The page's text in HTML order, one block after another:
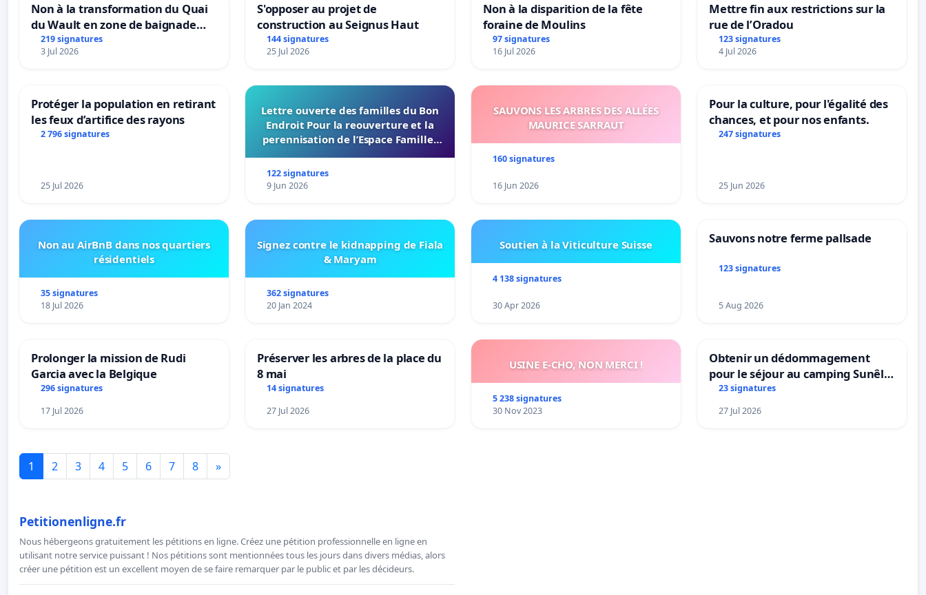
Non à la transformation du Quai
du Wault en zone de baignade
urbaine
219 signatures
3 Jul 2026
S'opposer au projet de
construction au Seignus Haut
144 signatures
25 Jul 2026
Non à la disparition de la fête
foraine de Moulins
97 signatures
16 Jul 2026
Mettre fin aux restrictions sur la
rue de l’Oradou
123 signatures
4 Jul 2026
Protéger la population en retirant
les feux d’artifice des rayons
2 796 signatures
25 Jul 2026
Lettre ouverte des familles du Bon
Endroit Pour la reouverture et la
perennisation de l’Espace Familles
122 signatures
9 Jun 2026
SAUVONS LES ARBRES DES ALLÉES
MAURICE SARRAUT
160 signatures
16 Jun 2026
Pour la culture, pour l'égalité des
chances, et pour nos enfants.
247 signatures
25 Jun 2026
Non au AirBnB dans nos quartiers
résidentiels
35 signatures
18 Jul 2026
Signez contre le kidnapping de Fiala
& Maryam
362 signatures
20 Jan 2024
Soutien à la Viticulture Suisse
4 138 signatures
30 Apr 2026
Sauvons notre ferme pallsade
123 signatures
5 Aug 2026
Prolonger la mission de Rudi
Garcia avec la Belgique
296 signatures
17 Jul 2026
Préserver les arbres de la place du
8 mai
14 signatures
27 Jul 2026
USINE E-CHO, NON MERCI !
5 238 signatures
30 Nov 2023
Obtenir un dédommagement
pour le séjour au camping Sunêlia
La Clémentine
23 signatures
27 Jul 2026
1 2 3 4 5 6 7 8 »
Petitionenligne.fr
Nous hébergeons gratuitement les pétitions en ligne. Créez une pétition professionnelle en ligne en
utilisant notre service puissant ! Nos pétitions sont mentionnées tous les jours dans divers médias, alors
créer une pétition est un excellent moyen de se faire remarquer par le public et par les décideurs.